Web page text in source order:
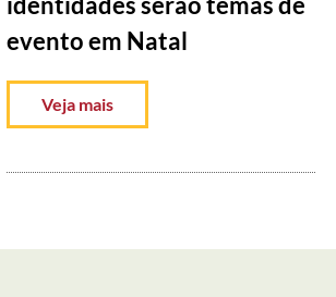
evento em Natal
Veja mais